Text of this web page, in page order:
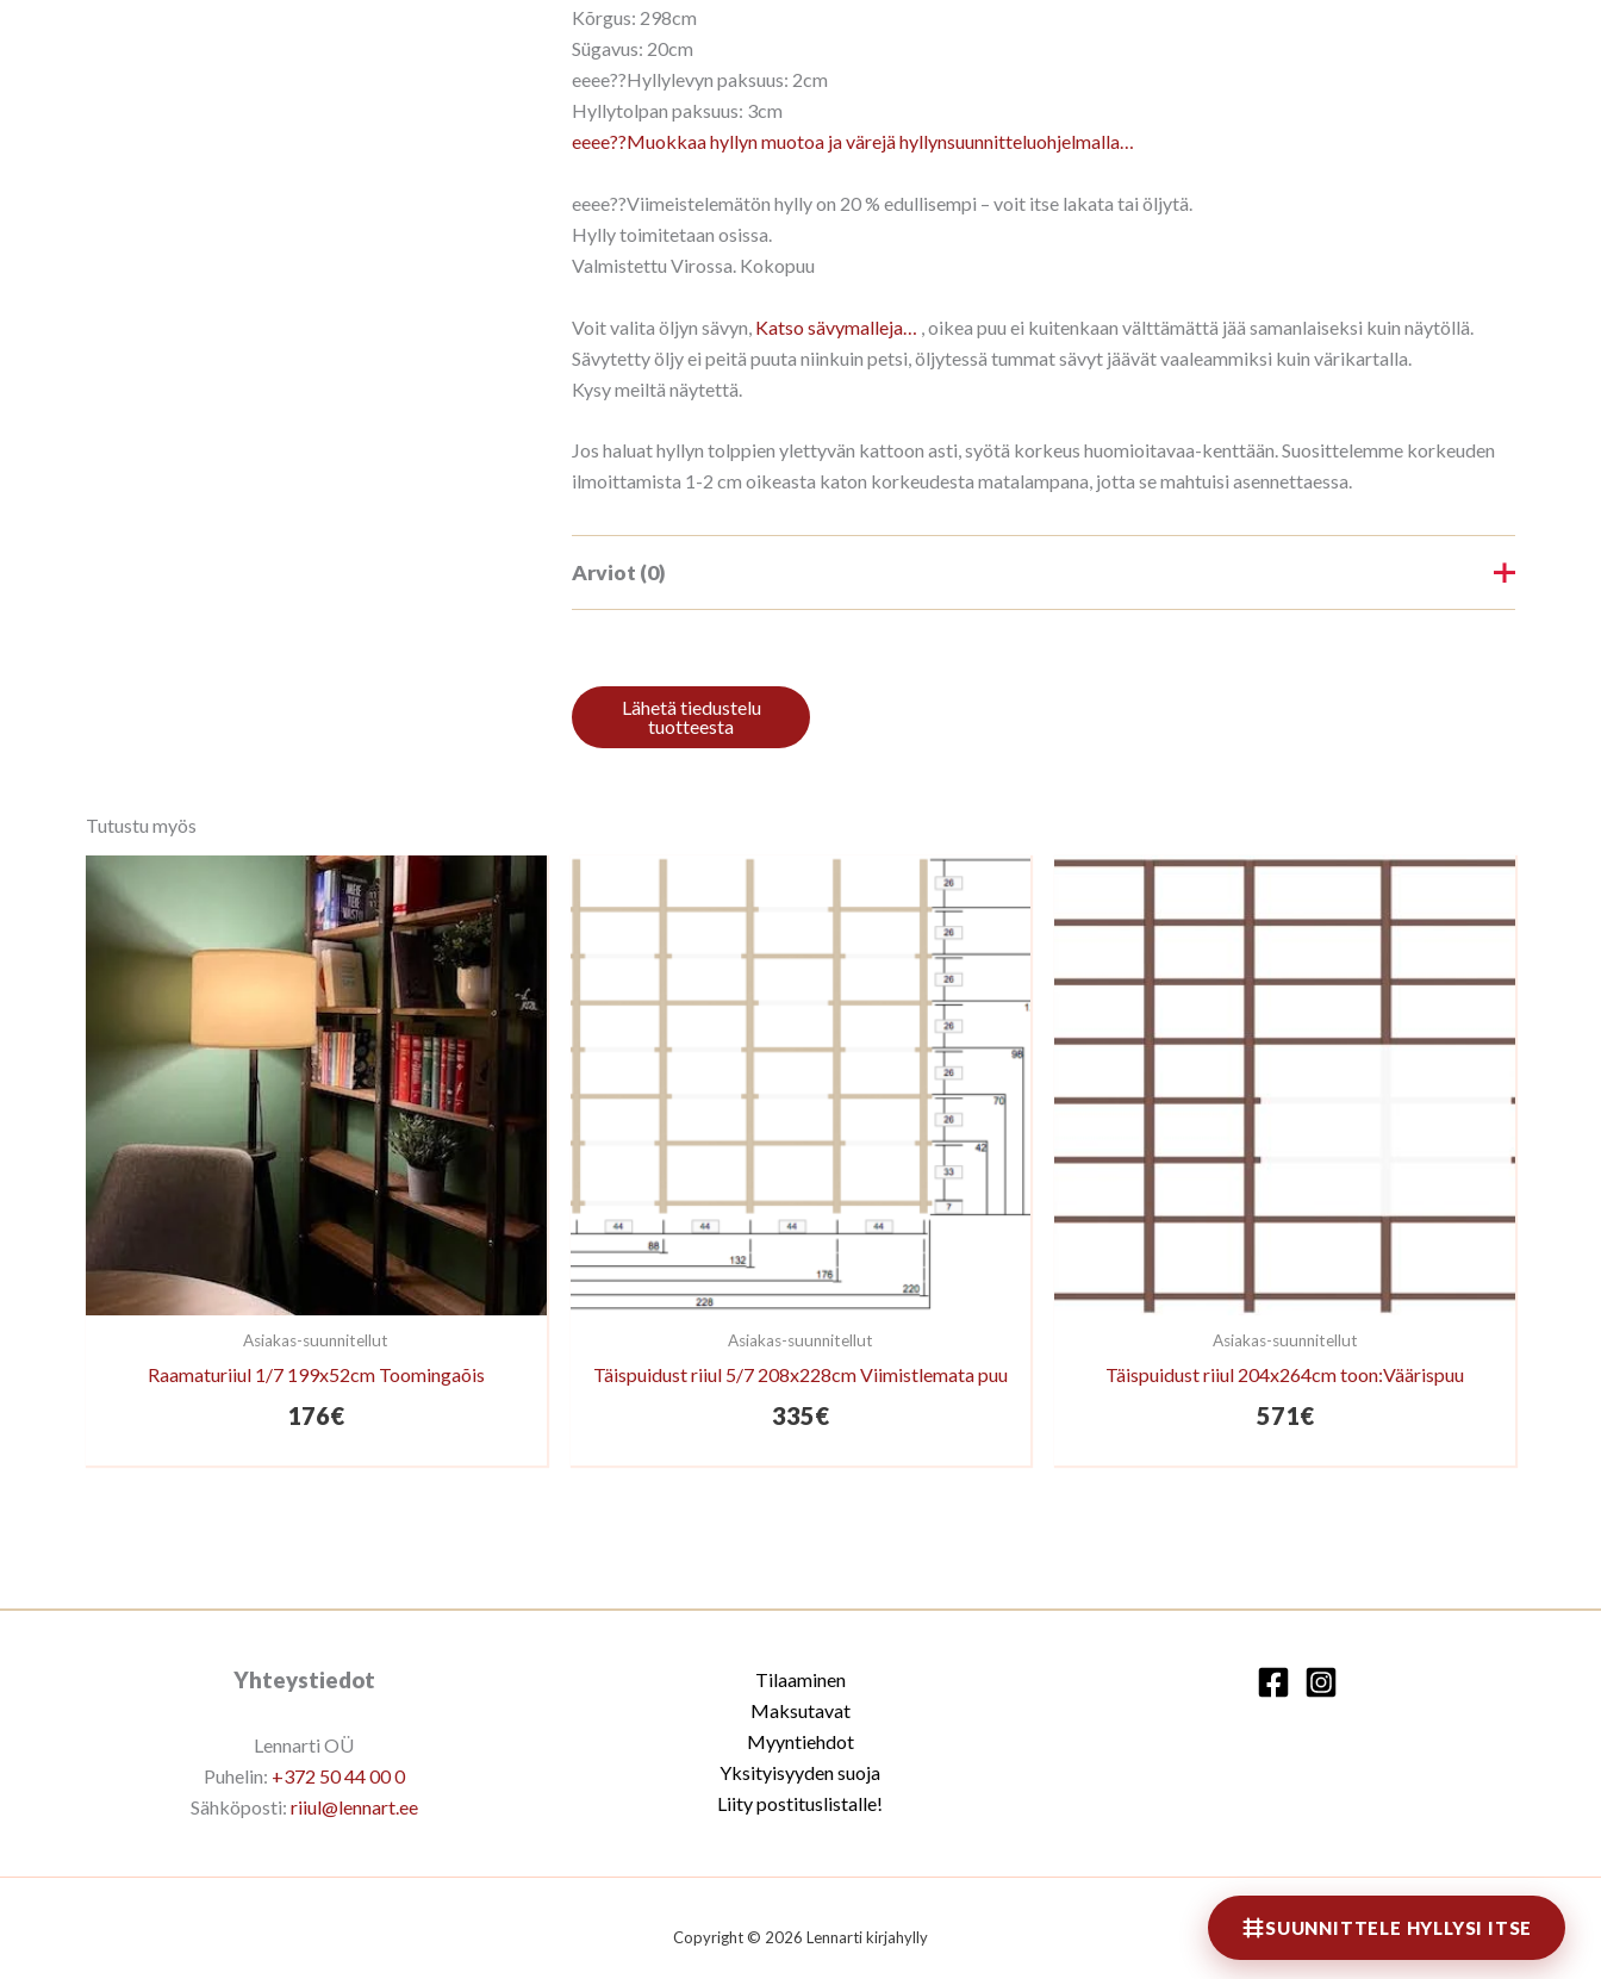
Kõrgus: 298cm
Sügavus: 20cm
eeee??Hyllylevyn paksuus: 2cm
Hyllytolpan paksuus: 3cm
eeee??Muokkaa hyllyn muotoa ja värejä hyllynsuunnitteluohjelmalla…
eeee??Viimeistelemätön hylly on 20 % edullisempi – voit itse lakata tai öljytä.
Hylly toimitetaan osissa.
Valmistettu Virossa. Kokopuu
Voit valita öljyn sävyn, Katso sävymalleja…
, oikea puu ei kuitenkaan välttämättä jää samanlaiseksi kuin näytöllä.
Sävytetty öljy ei peitä puuta niinkuin petsi, öljytessä tummat sävyt jäävät vaaleammiksi kuin värikartalla.
Kysy meiltä näytettä.
Jos haluat hyllyn tolppien ylettyvän kattoon asti, syötä korkeus huomioitavaa-kenttään. Suosittelemme korkeuden
ilmoittamista 1-2 cm oikeasta katon korkeudesta matalampana, jotta se mahtuisi asennettaessa.
Arviot (0)
Kirjoita ensimmäinen arvio tuotteelle “Raamaturiiul 3/10 298x140cm Pöök”
Tutustu myös
Asiakas-suunnitellut
Raamaturiiul 1/7 199x52cm Toomingaõis
176€
Asiakas-suunnitellut
Täispuidust riiul 5/7 208x228cm Viimistlemata puu
335€
Asiakas-suunnitellut
Täispuidust riiul 204x264cm toon:Väärispuu
571€
Yhteystiedot
Lennarti OÜ
Puhelin: +372 50 44 00 0
Sähköposti: riiul@lennart.ee
Tilaaminen
Maksutavat
Myyntiehdot
Yksityisyyden suoja
Liity postituslistalle!
Copyright © 2026 Lennarti kirjahylly SUUNNITTELE HYLLYSI ITSE